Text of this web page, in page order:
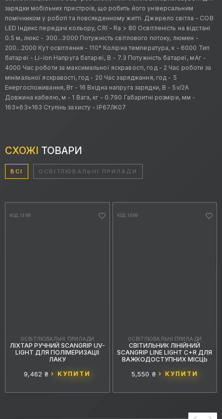
зарядки мобільних пристроїв, що робить його універсальним
помічником у роботі та повсякденному житті. Джерело світла - COB
LED Індекс передачі кольору, CRI - Ra > 80 Освітленість на відстані
0.5 м, люкс - 300...3000 Потужність світлового потоку, люмен -
200...2000 Кут освітлення - 110° Колірна температура, к - 6000 Тип
батареї - Li-ion Напруга батареї, В - 7.3 Потужність батареї, мАг -
4000 Час роботи за максимальної яскравості, год - 2 Час роботи за
мінімальної яскравості, год - 20 Час заряджання, год - 5
Енергоспоживання, Вт - 16 Вхідна напруга зарядки, В - 5v/2A
Довжина кабелю, м - 1 Вага, кг - 0.790 Габаритні розміри, мм -
163×63×163 Ступінь захисту - IP67/IK07
СХОЖІ ТОВАРИ
ВСІ ОСВІТЛЮВАЛЬНІ ПРИЛАДИ
КОД: 14169
ОСВІТЛЮВАЛЬНІ ПРИЛАДИ
ЛІХТАР РУЧНИЙ SCANGRIP UV-
LIGHT ДЛЯ ПОЛІМЕРИЗАЦІЇ
ЛАКУ
9,462 ₴ КУПИТИ
КОД: 14199
ОСВІТЛЮВАЛЬНІ ПРИЛАДИ
СВІТИЛЬНИК ЛІНІЙНИЙ
SCANGRIP LINE LIGHT C+R ДЛЯ
ВАЖКОДОСТУПНИХ МІСЦЬ
5,550 ₴ КУПИТИ